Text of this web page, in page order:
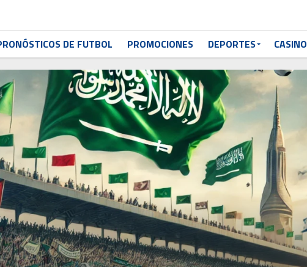
DE FUTBOL PROMOCIONES DEPORTES CASINO